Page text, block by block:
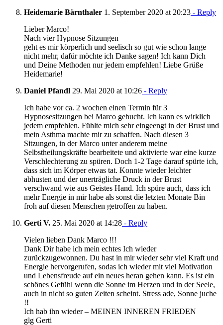
Heidemarie Bärnthaler 1. September 2020 at 20:23 - Reply
Lieber Marco!
Nach vier Hypnose Sitzungen
geht es mir körperlich und seelisch so gut wie schon lange
nicht mehr, dafür möchte ich Danke sagen! Ich kann Dich
und Deine Methoden nur jedem empfehlen! Liebe Grüße
Heidemarie!
Daniel Pfandl 29. Mai 2020 at 10:26 - Reply
Ich habe vor ca. 2 wochen einen Termin für 3
Hypnosesitzungen bei Marco gebucht. Ich kann es wirklich
jedem empfehlen. Fühlte mich sehr eingeengt in der Brust und
mein Asthma machte mir zu schaffen. Nach diesen 3
Sitzungen, in der Marco unter anderem meine
Selbstheilungskräfte bearbeitete und aktivierte war eine kurze
Verschlechterung zu spüren. Doch 1-2 Tage darauf spürte ich,
dass sich im Körper etwas tat. Konnte wieder leichter
abhusten und der unerträgliche Druck in der Brust
verschwand wie aus Geistes Hand. Ich spüre auch, dass ich
mehr Energie in mir habe als sonst die letzten Monate Bin
froh auf diesen Menschen getroffen zu haben.
Gerti V. 25. Mai 2020 at 14:28 - Reply
Vielen lieben Dank Marco !!!
Dank Dir habe ich mein echtes Ich wieder
zurückzugewonnen. Du hast in mir wieder sehr viel Kraft und
Energie hervorgerufen, sodas ich wieder mit viel Motivation
und Lebensfreude auf ein neues heran gehen kann. Es ist ein
schönes Gefühl wenn die Sonne im Herzen und in der Seele,
auch in nicht so guten Zeiten scheint. Stress ade, Sonne juche
!!
Ich hab ihn wieder – MEINEN INNEREN FRIEDEN
glg Gerti